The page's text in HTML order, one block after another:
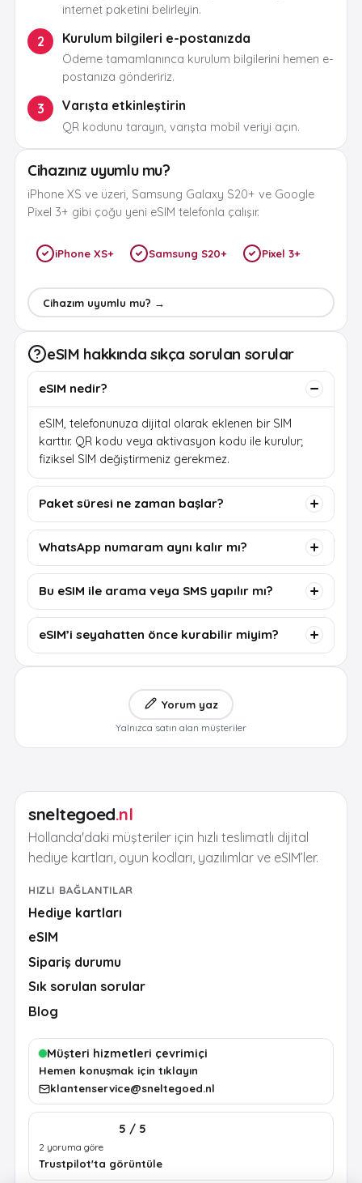
internet paketini belirleyin.
2 Kurulum bilgileri e-postanızda
Ödeme tamamlanınca kurulum bilgilerini hemen e-
postanıza göndeririz.
3 Varışta etkinleştirin
QR kodunu tarayın, varışta mobil veriyi açın.
Cihazınız uyumlu mu?
iPhone XS ve üzeri, Samsung Galaxy S20+ ve Google
Pixel 3+ gibi çoğu yeni eSIM telefonla çalışır.
iPhone XS+ Samsung S20+ Pixel 3+
Cihazım uyumlu mu? →
eSIM hakkında sıkça sorulan sorular
eSIM nedir?
eSIM, telefonunuza dijital olarak eklenen bir SIM
karttır. QR kodu veya aktivasyon kodu ile kurulur;
fiziksel SIM değiştirmeniz gerekmez.
Paket süresi ne zaman başlar?
WhatsApp numaram aynı kalır mı?
Bu eSIM ile arama veya SMS yapılır mı?
eSIM’i seyahatten önce kurabilir miyim?
Yorum yaz
Yalnızca satın alan müşteriler
sneltegoed.nl
Hollanda'daki müşteriler için hızlı teslimatlı dijital
hediye kartları, oyun kodları, yazılımlar ve eSIM’ler.
HIZLI BAĞLANTILAR
Hediye kartları
eSIM
Sipariş durumu
Sık sorulan sorular
Blog
Müşteri hizmetleri çevrimiçi
Hemen konuşmak için tıklayın
klantenservice@sneltegoed.nl
5 / 5
2 yoruma göre
Trustpilot'ta görüntüle